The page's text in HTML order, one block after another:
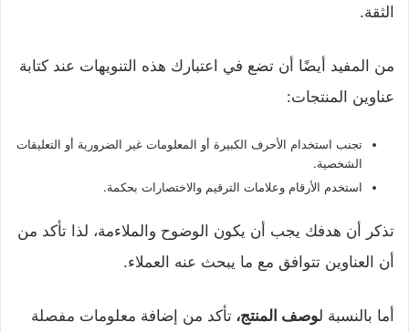
الثقة.
من المفيد أيضًا أن تضع في اعتبارك هذه التنويهات عند كتابة
عناوين المنتجات:
تجنب استخدام الأحرف الكبيرة أو المعلومات غير الضرورية أو التعليقات
الشخصية.
استخدم الأرقام وعلامات الترقيم والاختصارات بحكمة.
تذكر أن هدفك يجب أن يكون الوضوح والملاءمة، لذا تأكد من
أن العناوين تتوافق مع ما يبحث عنه العملاء.
أما بالنسبة لوصف المنتج، تأكد من إضافة معلومات مفصلة